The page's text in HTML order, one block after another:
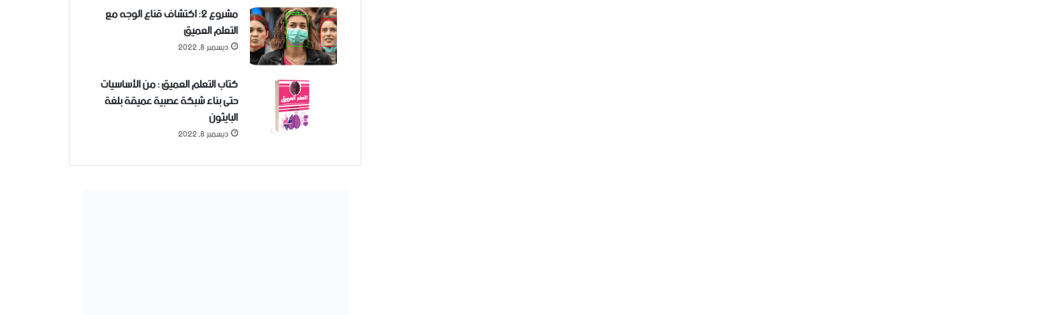
مشروع 2: اكتشاف قناع الوجه مع
التعلم العميق
ديسمبر 8, 2022
كتاب التعلم العميق : من الأساسيات
حتى بناء شبكة عصبية عميقة بلغة
البايثون
ديسمبر 8, 2022